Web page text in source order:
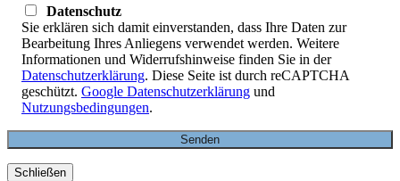
Datenschutz
Sie erklären sich damit einverstanden, dass Ihre Daten zur
Bearbeitung Ihres Anliegens verwendet werden. Weitere
Informationen und Widerrufshinweise finden Sie in der
Datenschutzerklärung. Diese Seite ist durch reCAPTCHA
geschützt. Google Datenschutzerklärung und
Nutzungsbedingungen.
Schließen